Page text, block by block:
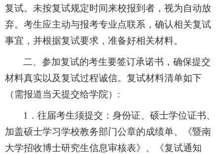
复试。未按复试规定时间来校报到者，视为自动放
弃。考生应主动与报考专业点联系，确认相关复试
事宜，并根据复试要求，准备好相关材料。
二、参加复试的考生要签订承诺书，确保提交
材料真实以及复试过程诚信。复试材料清单如下
（需报道当天提交给学院） :
1．往届考生须提交：身份证、硕士学位证书、
加盖硕士学习学校教务部门公章的成绩单、《暨南
大学招收博士研究生信息审核表》、《复试通知